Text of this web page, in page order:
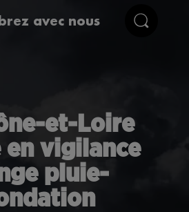
avec nous
et-Loire
en vigilance
pluie-